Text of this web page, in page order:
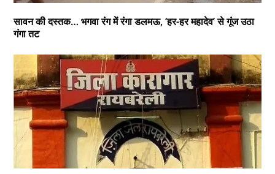
सावन की दस्तक… भगवा रंग में रंगा डलमऊ, ‘हर-हर महादेव’ से गूंज उठा
गंगा तट